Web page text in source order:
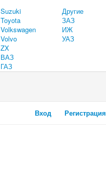
Suzuki
Toyota
Volkswagen
Volvo
ZX
ВАЗ
ГАЗ
Другие
ЗАЗ
ИЖ
УАЗ
Вход Регистрация